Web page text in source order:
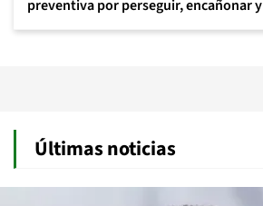
preventiva por perseguir, encañonar
Últimas noticias